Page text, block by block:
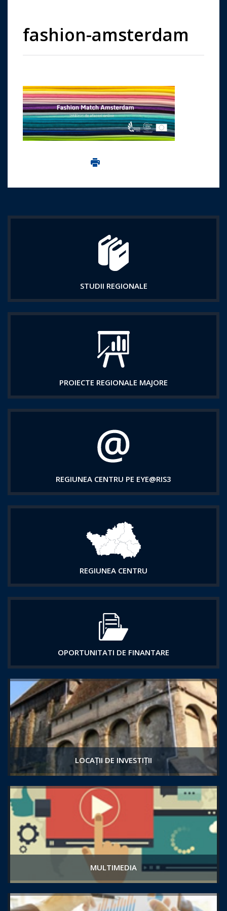
fashion-amsterdam
Imprima aceasta pagina
STUDII REGIONALE
PROIECTE REGIONALE MAJORE
REGIUNEA CENTRU PE EYE@RIS3
REGIUNEA CENTRU
OPORTUNITATI DE FINANTARE
LOCAȚII DE INVESTIȚII
MULTIMEDIA